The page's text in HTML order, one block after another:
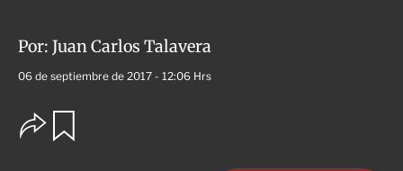
Por: Juan Carlos Talavera
06 de septiembre de 2017 - 12:06 Hrs
O
p